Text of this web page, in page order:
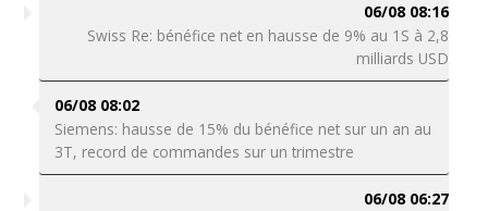
06/08 08:16
Swiss Re: bénéfice net en hausse de 9% au 1S à 2,8
milliards USD
06/08 08:02
Siemens: hausse de 15% du bénéfice net sur un an au
3T, record de commandes sur un trimestre
06/08 06:27